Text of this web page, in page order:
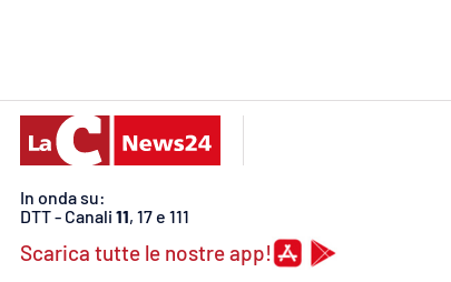
Catanzarochannel.it
App
In onda su:
DTT - Canali 11, 17 e 111
Scarica tutte le nostre app!